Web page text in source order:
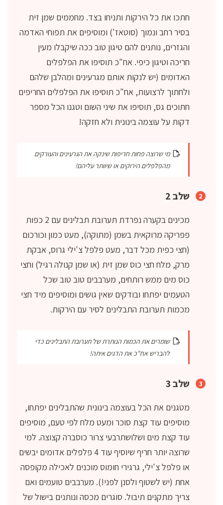
חתכו את כל הירקות ותניחו בצד. מחממים שמן זית
בסיר רחב ונמוך (סוטאז') ומוסיפים את תפוחי האדמה
והגזרים, נותנים להם טיגון טוב ככה שיקבלו מעין
חריכה וטיגון כיפי. אח"כ תוסיפו את הפלפלים
האדומים (יש לנקות אותם מגרעינים ומהלבן שלהם
ולחתוך לרצועות, אח"כ תוסיפו את הפלפלים החריפים
חתוכים גס, תוסיפו את שיני השום וטגנו הכל מספר
דקות על עוצמה בינונית ולא חזקה!
מי שרוצה פחות חריפות שינקה את הגרעינים והעורקים
מהפלפלים הירוקים או שיוותר עליהם!
שלב 2
מכינים בקערה נפרדת תערובת תבלינים עם 2 כפות
פפריקה מרוקאית בשמן (מתוקה), מעט כמון וכורכום
(חצי כפית מכל דבר, מעט פלפל צ'ילי גרוס, אבקת
מרק, מלח חצי כוס שמן זית (או שמן קנולה רגיל) וחצי
כוס מים ממש רותחים, מערבבים טוב טוב שכל
הטעמים יפתחו ובודקים שאין גושים ומוסיפים מיד חצי
מכמות תערובת התבלינים לסיר עם הירקות.
שומרים את הכמות הנותרת של תערובת התבלינים כדי
להבריש אח"כ את הדגים איתה!
שלב 3
מטגנים את הכל בעוצמה בינונית שהתבלינים יפתחו,
מוסיפים עוד קצת סוכר ומעט מלח לפי טעם, מוסיפים
עוד קצת מים ושלושתרבעי צרור כוסברה קצוצה. למי
שרוצה יותר חריף שיוסיף עוד 4 פלפלים אדומים יבשים
או פלפל צ'ילי, גרגירי חומוס מוכנים לאכילה מקופסה
אחת (יש לשטוף ולסנן לפני!). מערבבים טועמים ואם
צריך מתקנים תיבול. סוגרים מכסה ונותנים בישול של